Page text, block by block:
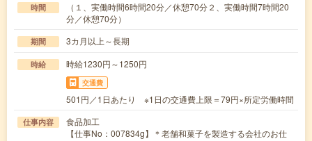
時間
（１、実働時間6時間20分／休憩70分２、実働時間7時間20
分／休憩70分）
期間 3カ月以上～長期
時給 時給1230円～1250円
交通費
501円／1日あたり ※1日の交通費上限＝79円×所定労働時間
仕事内容
食品加工
【仕事No：007834g】＊老舗和菓子を製造する会社のお仕